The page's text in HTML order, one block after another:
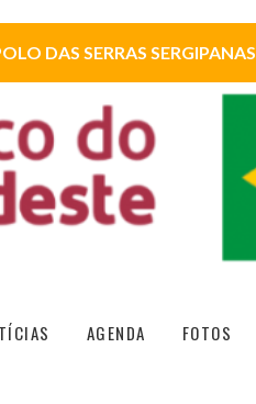
DAS SERRAS SERGIPANAS
AGENDA FOTOS